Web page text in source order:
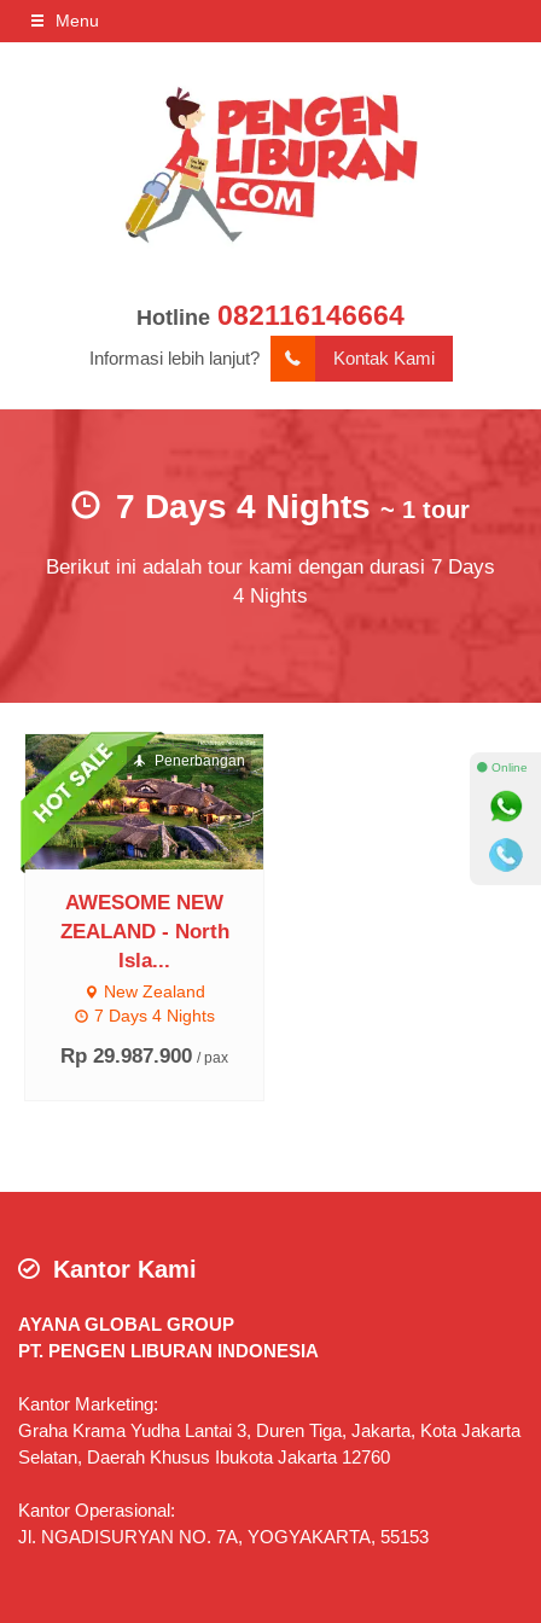
Menu
Hotline 082116146664
Informasi lebih lanjut? Kontak Kami
7 Days 4 Nights ~ 1 tour
Berikut ini adalah tour kami dengan durasi 7 Days
4 Nights
AWESOME NEW
ZEALAND - North
Isla...
New Zealand
7 Days 4 Nights
Rp 29.987.900 / pax
Penerbangan
Kantor Kami
AYANA GLOBAL GROUP
PT. PENGEN LIBURAN INDONESIA
Kantor Marketing:
Graha Krama Yudha Lantai 3, Duren Tiga, Jakarta, Kota Jakarta
Selatan, Daerah Khusus Ibukota Jakarta 12760
Kantor Operasional:
Jl. NGADISURYAN NO. 7A, YOGYAKARTA, 55153
⚫ Online